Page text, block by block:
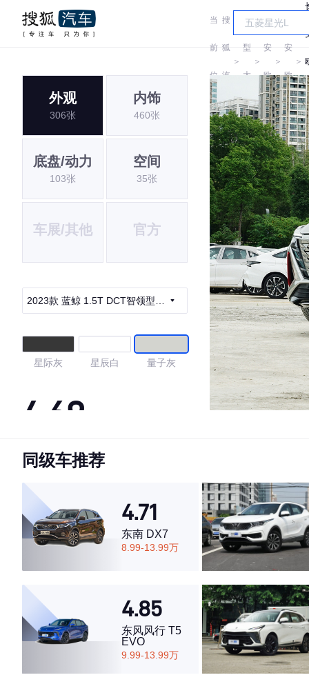
当
前
位
置:
搜
狐
汽
车
＞
车
型
大
全
＞
长
安
欧
尚
＞
长
安
欧
尚
＞
外观
306张
内饰
460张
底盘/动力
103张
空间
35张
车展/其他 官方
2023款 蓝鲸 1.5T DCT智领型城
星际灰 星辰白 量子灰
4.69
·外观表现较为优秀，优于65%同级车
·空间表现较为优秀，优于60%同级车
同级车推荐
4.71
东南 DX7
8.99-13.99万
4.85
东风风行 T5
EVO
9.99-13.99万